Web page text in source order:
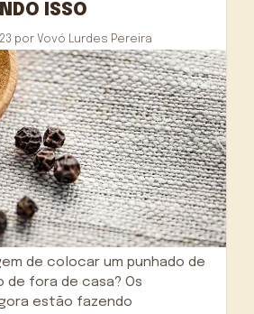
ISSO
por Vovó Lurdes Pereira
de colocar um punhado de
de fora de casa? Os
estão fazendo